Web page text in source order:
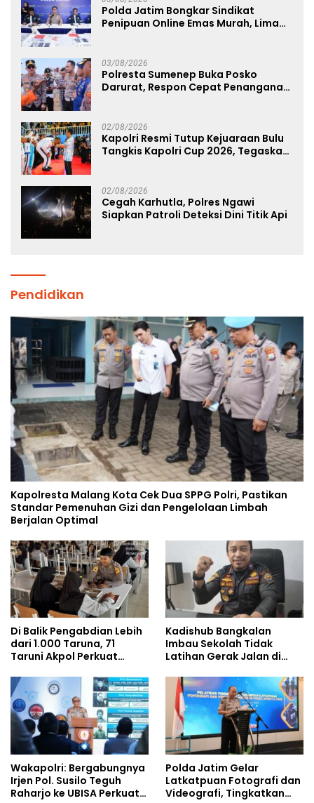
Polda Jatim Bongkar Sindikat
Penipuan Online Emas Murah, Lima
03/08/2026
Polresta Sumenep Buka Posko
Darurat, Respon Cepat Penanganan
02/08/2026
Kapolri Resmi Tutup Kejuaraan Bulu
Tangkis Kapolri Cup 2026, Tegaskan
02/08/2026
Cegah Karhutla, Polres Ngawi
Siapkan Patroli Deteksi Dini Titik Api
Pendidikan
Kapolresta Malang Kota Cek Dua SPPG Polri, Pastikan
Standar Pemenuhan Gizi dan Pengelolaan Limbah
Berjalan Optimal
Di Balik Pengabdian Lebih
dari 1.000 Taruna, 71
Taruni Akpol Perkuat
Siswa Sekolah Rakyat
Kadishub Bangkalan
Imbau Sekolah Tidak
Latihan Gerak Jalan di
Wakapolri: Bergabungnya
Irjen Pol. Susilo Teguh
Raharjo ke UBISA Perkuat
Polda Jatim Gelar
Latkatpuan Fotografi dan
Videografi, Tingkatkan